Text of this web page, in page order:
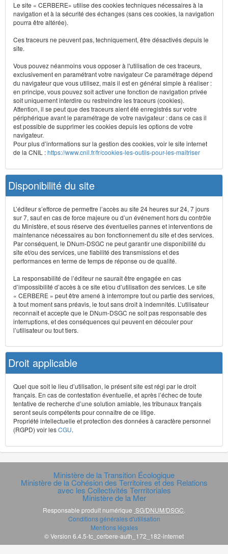
Le site « CERBERE» utilise des cookies techniques nécessaires à la
navigation et à la sécurité des échanges (sans ces cookies, la navigation
pourra être altérée).
Ces traceurs ne peuvent pas, techniquement, être désactivés depuis le
site.
Vous pouvez néanmoins vous opposer à l'utilisation de ces traceurs,
exclusivement en paramétrant votre navigateur Ce paramétrage dépend
du navigateur que vous utilisez, mais il est en général simple à réaliser :
en principe, vous pouvez soit activer une fonction de navigation privée
soit uniquement interdire ou restreindre les traceurs (cookies).
Attention, il se peut que des traceurs aient été enregistrés sur votre
périphérique avant le paramétrage de votre navigateur : dans ce cas il
est possible de supprimer les cookies depuis les options de votre
navigateur.
Pour plus d’informations sur la gestion des cookies, voir le site internet
de la CNIL :https://www.cnil.fr/fr/cookies-les-outils-pour-les-maitriser
Disponibilité du site
L’éditeur s’efforce de permettre l’accès au site 24 heures sur 24, 7 jours
sur 7, sauf en cas de force majeure ou d’un événement hors du contrôle
du Ministère, et sous réserve des éventuelles pannes et interventions de
maintenance nécessaires au bon fonctionnement du site et des services.
Par conséquent, le DNum-DSGC ne peut garantir une disponibilité du
site et/ou des services, une fiabilité des transmissions et des
performances en terme de temps de réponse ou de qualité.
La responsabilité de l’éditeur ne saurait être engagée en cas
d’impossibilité d’accès à ce site et/ou d’utilisation des services. Le site
« CERBERE » peut être amené à interrompre tout ou partie des services,
à tout moment sans préavis, le tout sans droit à indemnités. L’utilisateur
reconnaît et accepte que le DNum-DSGC ne soit pas responsable des
interruptions, et des conséquences qui peuvent en découler pour
l’utilisateur ou tout tiers.
Droit applicable
Quel que soit le lieu d’utilisation, le présent site est régi par le droit
français. En cas de contestation éventuelle, et après l’échec de toute
tentative de recherche d’une solution amiable, les tribunaux français
seront seuls compétents pour connaître de ce litige.
Propriété intellectuelle et protection des données à caractère personnel
(RGPD) voir lesCGU.
Ministère de la Transition Écologique
Ministère de la Cohésion des Territoires et des Relations
avec les Collectivités Terrritoriales
Ministère de la Mer
Responsable produit numérique SG/DNUM/DSGC
Conditions générales d'utilisation
Mentions légales
© Version 6.4.5-tc_cerbere-auth_172_182-internet